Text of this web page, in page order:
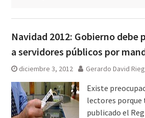
Navidad 2012: Gobierno debe
a servidores públicos por
diciembre 3, 2012 Gerardo David
Existe
lectores porque
publicado el